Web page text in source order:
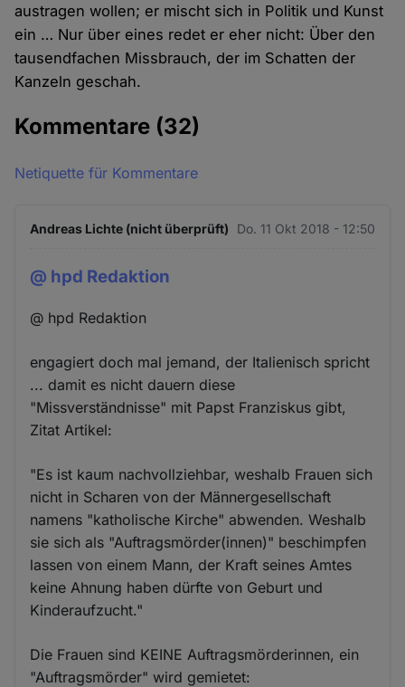
austragen wollen; er mischt sich in Politik und Kunst
ein … Nur über eines redet er eher nicht: Über den
tausendfachen Missbrauch, der im Schatten der
Kanzeln geschah.
Kommentare (32)
Netiquette für Kommentare
Andreas Lichte (nicht überprüft) Do. 11 Okt 2018 - 12:50
@ hpd Redaktion
@ hpd Redaktion
engagiert doch mal jemand, der Italienisch spricht
... damit es nicht dauern diese
"Missverständnisse" mit Papst Franziskus gibt,
Zitat Artikel:
"Es ist kaum nachvollziehbar, weshalb Frauen sich
nicht in Scharen von der Männergesellschaft
namens "katholische Kirche" abwenden. Weshalb
sie sich als "Auftragsmörder(innen)" beschimpfen
lassen von einem Mann, der Kraft seines Amtes
keine Ahnung haben dürfte von Geburt und
Kinderaufzucht."
Die Frauen sind KEINE Auftragsmörderinnen, ein
"Auftragsmörder" wird gemietet: